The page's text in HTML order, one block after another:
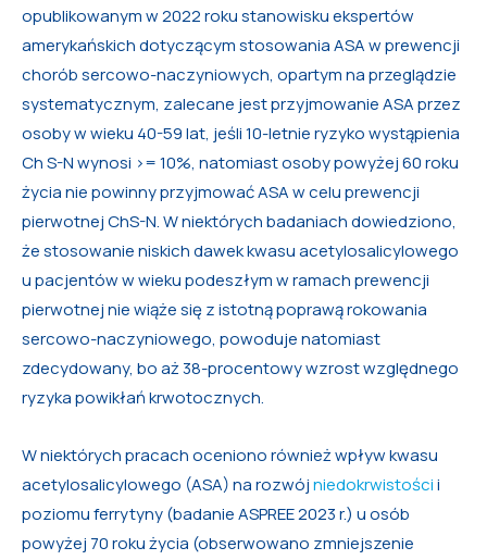
opublikowanym w 2022 roku stanowisku ekspertów
amerykańskich dotyczącym stosowania ASA w prewencji
chorób sercowo-naczyniowych, opartym na przeglądzie
systematycznym, zalecane jest przyjmowanie ASA przez
osoby w wieku 40-59 lat, jeśli 10-letnie ryzyko wystąpienia
Ch S-N wynosi >= 10%, natomiast osoby powyżej 60 roku
życia nie powinny przyjmować ASA w celu prewencji
pierwotnej ChS-N. W niektórych badaniach dowiedziono,
że stosowanie niskich dawek kwasu acetylosalicylowego
u pacjentów w wieku podeszłym w ramach prewencji
pierwotnej nie wiąże się z istotną poprawą rokowania
sercowo-naczyniowego, powoduje natomiast
zdecydowany, bo aż 38-procentowy wzrost względnego
ryzyka powikłań krwotocznych.
W niektórych pracach oceniono również wpływ kwasu
acetylosalicylowego (ASA) na rozwójniedokrwistościi
poziomu ferrytyny (badanie ASPREE 2023 r.) u osób
powyżej 70 roku życia (obserwowano zmniejszenie